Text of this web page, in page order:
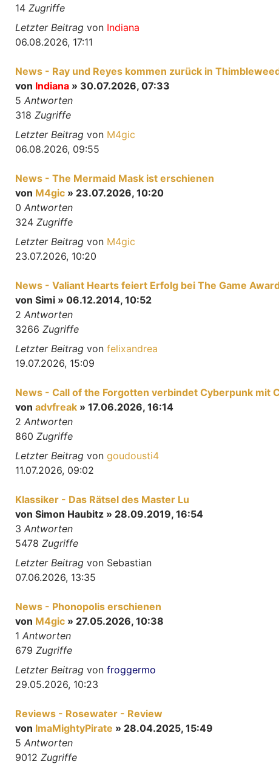
14 Zugriffe
Letzter Beitrag von Indiana
06.08.2026, 17:11
News - Ray und Reyes kommen zurück in
von Indiana » 30.07.2026, 07:33
5 Antworten
318 Zugriffe
Letzter Beitrag von M4gic
06.08.2026, 09:55
News - The Mermaid Mask ist erschienen
von M4gic » 23.07.2026, 10:20
0 Antworten
324 Zugriffe
Letzter Beitrag von M4gic
23.07.2026, 10:20
News - Valiant Hearts feiert Erfolg bei The Game
von Simi » 06.12.2014, 10:52
2 Antworten
3266 Zugriffe
Letzter Beitrag von felixandrea
19.07.2026, 15:09
News - Call of the Forgotten verbindet Cyberpunk mit
von advfreak » 17.06.2026, 16:14
2 Antworten
860 Zugriffe
Letzter Beitrag von goudousti4
11.07.2026, 09:02
Klassiker - Das Rätsel des Master Lu
von Simon Haubitz » 28.09.2019, 16:54
3 Antworten
5478 Zugriffe
Letzter Beitrag von Sebastian
07.06.2026, 13:35
News - Phonopolis erschienen
von M4gic » 27.05.2026, 10:38
1 Antworten
679 Zugriffe
Letzter Beitrag von froggermo
29.05.2026, 10:23
Reviews - Rosewater - Review
von ImaMightyPirate » 28.04.2025, 15:49
5 Antworten
9012 Zugriffe